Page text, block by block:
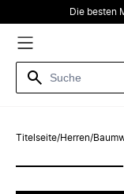
Die besten
Titelseite/Herren/